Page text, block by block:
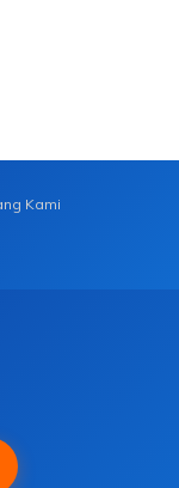
Kami